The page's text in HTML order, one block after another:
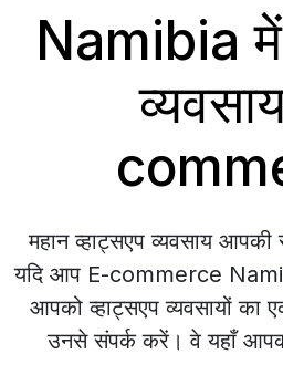
Namibia में
महान व्हाट्सएप व्यवसाय आपकी
यदि आप E-commerce
आपको व्हाट्सएप व्यवसायों का
उनसे संपर्क करें। वे यहाँ